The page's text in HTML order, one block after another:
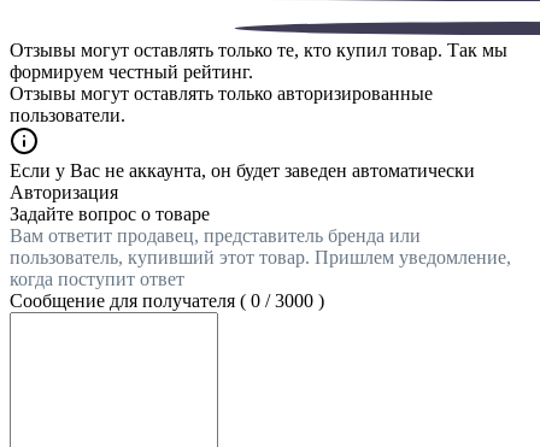
Отзывы могут оставлять только те, кто купил товар. Так мы
формируем честный рейтинг.
Отзывы могут оставлять только авторизированные
пользователи.
Если у Вас не аккаунта, он будет заведен автоматически
Авторизация
Задайте вопрос о товаре
Вам ответит продавец, представитель бренда или
пользователь, купивший этот товар. Пришлем уведомление,
когда поступит ответ
Сообщение для получателя ( 0 /3000 )